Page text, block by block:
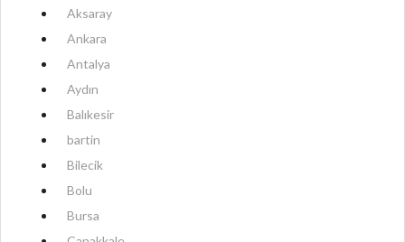
Aksaray
Ankara
Antalya
Aydın
Balıkesir
bartin
Bilecik
Bolu
Bursa